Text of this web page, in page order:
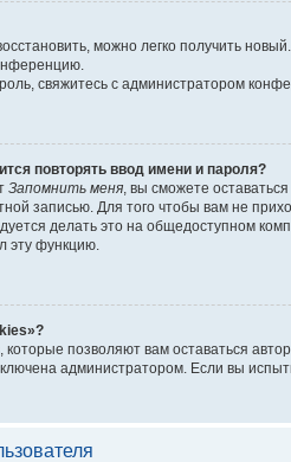
можно легко получить
свяжитесь с администратором
повторять ввод имени и пароля?
Запомнить меня , вы сможете
записью. Для того чтобы вам не
делать это на общедоступном
эту функцию.
позволяют вам оставаться
администратором. Если вы